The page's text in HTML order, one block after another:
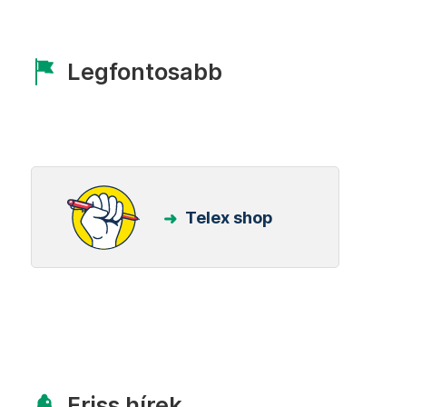
Legfontosabb
Telex shop